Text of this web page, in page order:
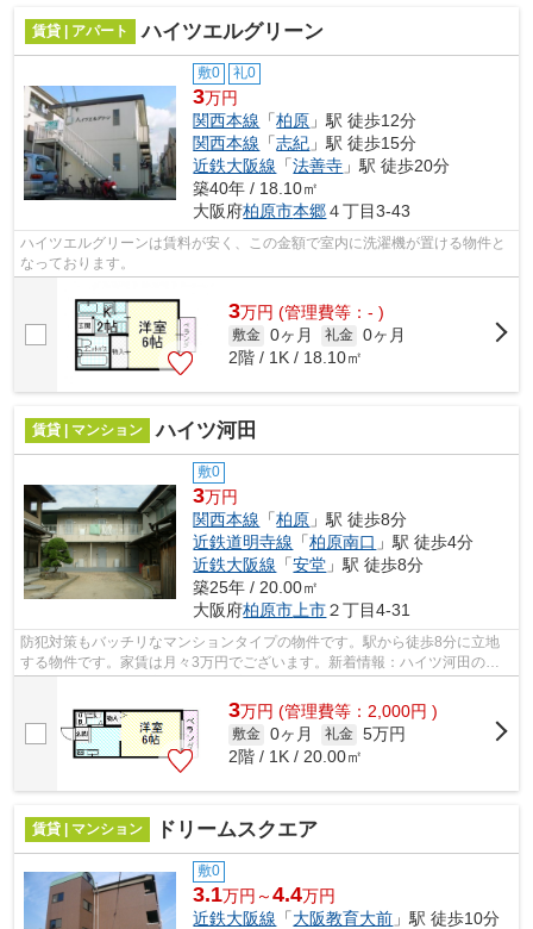
賃貸 | アパート ハイツエルグリーン
敷0 礼0
3万円
関西本線 「柏原 」駅 徒歩12分
関西本線 「志紀 」駅 徒歩15分
近鉄大阪線 「法善寺 」駅 徒歩20分
築40年 / 18.10㎡
大阪府柏原市本郷４丁目3-43
ハイツエルグリーンは賃料が安く、この金額で室内に洗濯機が置ける物件と
なっております。
3万円 (管理費等：- )
敷金 0ヶ月 礼金 0ヶ月
2階 / 1K / 18.10㎡
賃貸 | マンション ハイツ河田
敷0
3万円
関西本線 「柏原 」駅 徒歩8分
近鉄道明寺線 「柏原南口 」駅 徒歩4分
近鉄大阪線 「安堂 」駅 徒歩8分
築25年 / 20.00㎡
大阪府柏原市 上市２丁目4-31
防犯対策もバッチリなマンションタイプの物件です。駅から徒歩8分に立地
する物件です。家賃は月々3万円でございます。新着情報：ハイツ河田の空
室情報ならコチラ。交通利便性の高い関...
3万円 (管理費等：2,000円 )
敷金 0ヶ月 礼金 5万円
2階 / 1K / 20.00㎡
賃貸 | マンション ドリームスクエア
敷0
3.1万円～4.4万円
近鉄大阪線 「大阪教育大前 」駅 徒歩10分